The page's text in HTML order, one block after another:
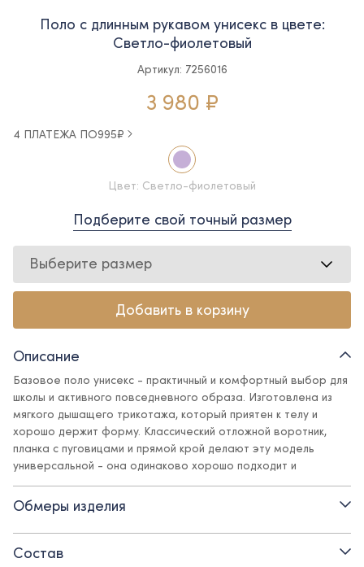
Поло с длинным рукавом унисекс в цвете:
Светло-фиолетовый
Артикул: 7256016
3 980 ₽
4 ПЛАТЕЖА ПО995₽
Цвет: Светло-фиолетовый
Подберите свой точный размер
Выберите размер
Добавить в корзину
Описание
Базовое поло унисекс - практичный и комфортный выбор для
школы и активного повседневного образа. Изготовлена из
мягкого дышащего трикотажа, который приятен к телу и
хорошо держит форму. Классический отложной воротник,
планка с пуговицами и прямой крой делают эту модель
универсальной - она одинаково хорошо подходит и
девочкам, и мальчикам. Отлично сочетается с брюками,
юбками, пиджаками.
Детали:
Обмеры изделия
Состав